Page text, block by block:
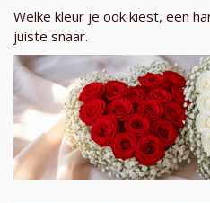
Welke kleur je ook kiest, een
juiste snaar.